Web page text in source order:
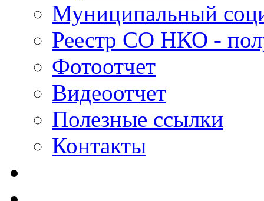
Муниципальный
Реестр СО НКО -
Фотоотчет
Видеоотчет
Полезные ссылки
Контакты